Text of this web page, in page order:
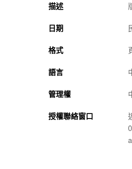
描述
日期
格式
語言
管理權
授權聯絡窗口